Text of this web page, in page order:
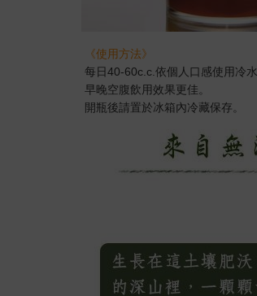
《使用方法》
每日40-60c.c.依個人口感使用冷
早晚空腹飲用效果更佳。
開瓶後請置於冰箱內冷藏保存。